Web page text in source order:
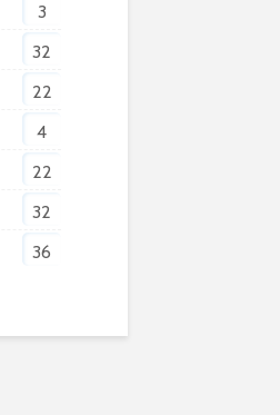
3
32
22
4
22
32
36